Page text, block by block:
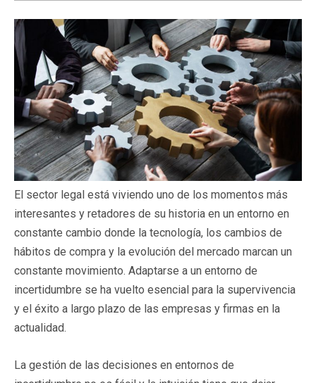
El sector legal está viviendo uno de los momentos más
interesantes y retadores de su historia en un entorno en
constante cambio donde la tecnología, los cambios de
hábitos de compra y la evolución del mercado marcan un
constante movimiento. Adaptarse a un entorno de
incertidumbre se ha vuelto esencial para la supervivencia
y el éxito a largo plazo de las empresas y firmas en la
actualidad.
La gestión de las decisiones en entornos de